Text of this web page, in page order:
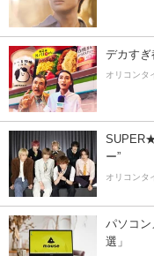
デカす
オリコンタ
ー”
オリコンタ
パソコ
選」